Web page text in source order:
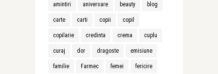
amintiri aniversare beauty blog
carte carti copii copil
copilarie credinta crema cuplu
curaj dor dragoste emisiune
familie Farmec femei fericire